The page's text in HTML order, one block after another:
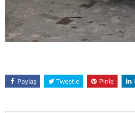
Paylaş Tweetle Pinle